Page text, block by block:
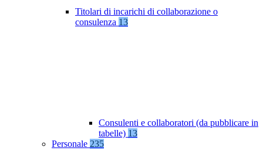
Titolari di incarichi di collaborazione o
consulenza 13
Consulenti e collaboratori (da pubblicare in
tabelle) 13
Personale 235